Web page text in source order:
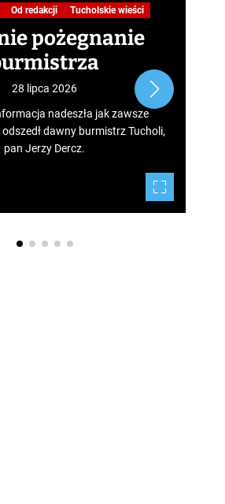
Od redakcji Tucholskie wieści
pożegnanie
28 lipca 2026
nadeszła jak zawsze
dawny burmistrz Tucholi,
pan Jerzy Dercz.